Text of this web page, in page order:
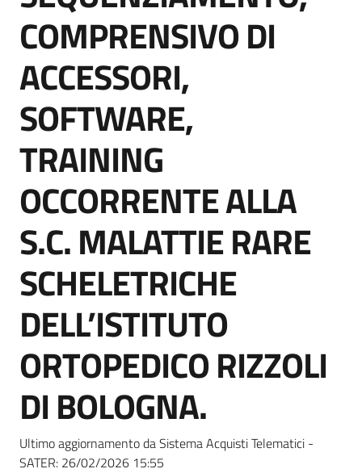
English
site
Seguici
su
COMPRENSIVO DI
ACCESSORI,
SOFTWARE,
TRAINING
OCCORRENTE ALLA
S.C. MALATTIE RARE
SCHELETRICHE
DELL’ISTITUTO
ORTOPEDICO RIZZOLI
DI BOLOGNA.
Ultimo aggiornamento da Sistema Acquisti Telematici -
SATER: 26/02/2026 15:55